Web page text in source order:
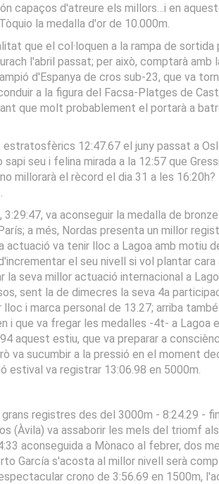
capaços d'atreure els millors…i en
la medalla d'or de 10.000m.
que el col·loquen a la rampa de sortida
l'abril passat; per això, comptarà amb
d'Espanya de cros sub-23, que va
a la figura del Facsa-Platges de
que molt probablement el portarà a
12:47.67 el juny passat a
seu i felina mirada a la 12:57 que
millorarà el rècord el dia 31 a les 16:20h?
va aconseguir la medalla de
a més, Nordas presenta un millor
actuació va tenir lloc a Lagoa amb motiu
el seu nivell si vol plantar cara
la seva millor actuació internacional a
sent la de dimecres la seva 4a
i marca personal de 13.27; arriba
i que va fregar les medalles -4t- a Lagoa
aquest estiu, que va preparar a
va sucumbir a la pressió en el moment
estival va registrar 13:06.98 en 5000m.
registres des del 3000m - 8:24.29 -
(Àvila) va assaborir les mels del triomf
aconseguida a Mònaco al febrer, dos
García s'acosta al millor nivell serà
crono de 3:56.69 en 1500m,